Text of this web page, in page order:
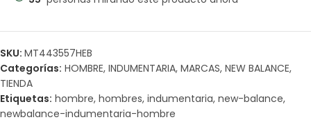
SKU: MT443557HEB
Categorías: HOMBRE, INDUMENTARIA, MARCAS, NEW BALANCE,
TIENDA
Etiquetas: hombre, hombres, indumentaria, new-balance,
newbalance-indumentaria-hombre